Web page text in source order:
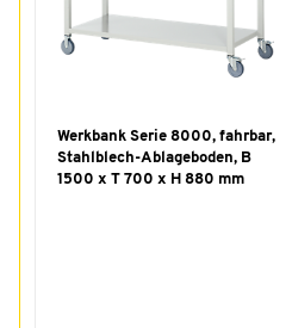
Werkbank Serie 8000, fahrbar,
Stahlblech-Ablageboden, B
1500 x T 700 x H 880 mm